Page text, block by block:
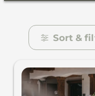
Browse
Sort &